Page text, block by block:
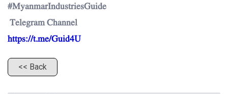
#MyanmarIndustriesGuide
Telegram Channel
https://t.me/Guid4U
<< Back